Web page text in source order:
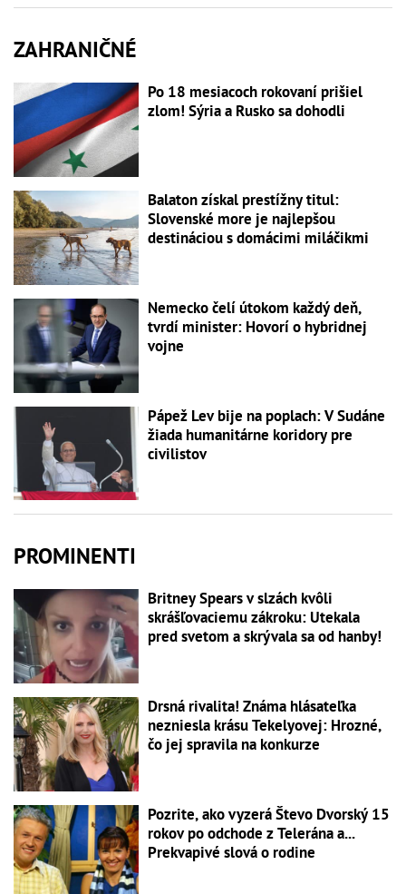
ZAHRANIČNÉ
Po 18 mesiacoch rokovaní prišiel
zlom! Sýria a Rusko sa dohodli
Balaton získal prestížny titul:
Slovenské more je najlepšou
destináciou s domácimi miláčikmi
Nemecko čelí útokom každý deň,
tvrdí minister: Hovorí o hybridnej
vojne
Pápež Lev bije na poplach: V Sudáne
žiada humanitárne koridory pre
civilistov
PROMINENTI
Britney Spears v slzách kvôli
skrášľovaciemu zákroku: Utekala
pred svetom a skrývala sa od hanby!
Drsná rivalita! Známa hlásateľka
nezniesla krásu Tekelyovej: Hrozné,
čo jej spravila na konkurze
Pozrite, ako vyzerá Števo Dvorský 15
rokov po odchode z Telerána a...
Prekvapivé slová o rodine